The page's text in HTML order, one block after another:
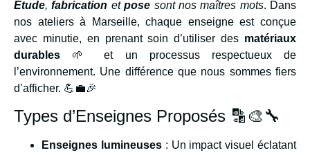
Étude,fabrication etpose sont nos maîtres mots. Dans
nos ateliers à Marseille, chaque enseigne est conçue
avec minutie, en prenant soin d’utiliser des matériaux
durables 🌱 et un processus respectueux de
l’environnement. Une différence que nous sommes fiers
d’afficher. 💪💼🎉
Types d’Enseignes Proposés 🔡🎨🔧
Enseignes lumineuses: Un impact visuel éclatant